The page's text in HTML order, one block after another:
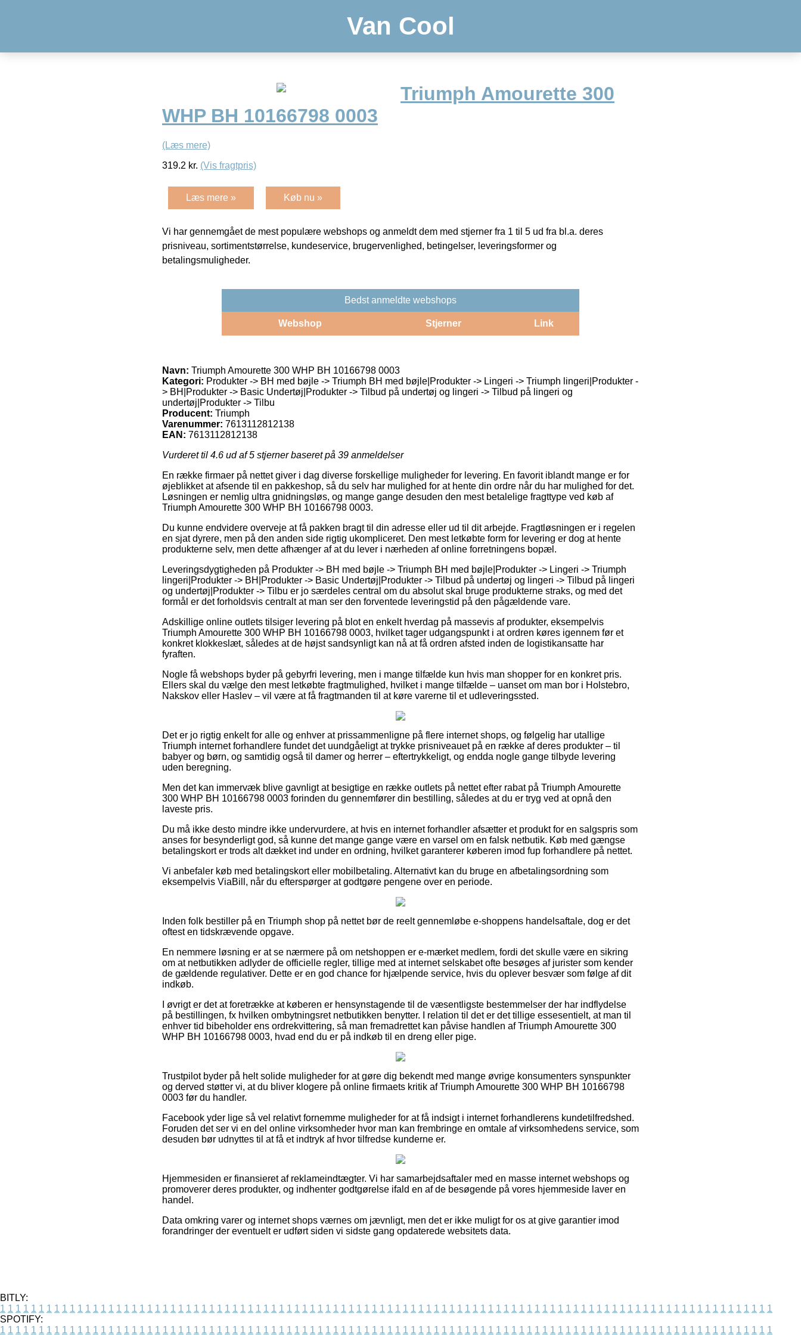
Van Cool
Triumph Amourette 300
WHP BH 10166798 0003
(Læs mere)
319.2 kr. (Vis fragtpris)
Læs mere » Køb nu »
Vi har gennemgået de mest populære webshops og anmeldt dem med stjerner fra 1 til 5 ud fra bl.a. deres
prisniveau, sortimentstørrelse, kundeservice, brugervenlighed, betingelser, leveringsformer og
betalingsmuligheder.
Bedst anmeldte webshops
Webshop Stjerner Link
Navn: Triumph Amourette 300 WHP BH 10166798 0003
Kategori: Produkter -> BH med bøjle -> Triumph BH med bøjle|Produkter -> Lingeri -> Triumph lingeri|Produkter -
> BH|Produkter -> Basic Undertøj|Produkter -> Tilbud på undertøj og lingeri -> Tilbud på lingeri og
undertøj|Produkter -> Tilbu
Producent: Triumph
Varenummer: 7613112812138
EAN: 7613112812138
Vurderet til 4.6 ud af 5 stjerner baseret på 39 anmeldelser
En række firmaer på nettet giver i dag diverse forskellige muligheder for levering. En favorit iblandt mange er for
øjeblikket at afsende til en pakkeshop, så du selv har mulighed for at hente din ordre når du har mulighed for det.
Løsningen er nemlig ultra gnidningsløs, og mange gange desuden den mest betalelige fragttype ved køb af
Triumph Amourette 300 WHP BH 10166798 0003.
Du kunne endvidere overveje at få pakken bragt til din adresse eller ud til dit arbejde. Fragtløsningen er i regelen
en sjat dyrere, men på den anden side rigtig ukompliceret. Den mest letkøbte form for levering er dog at hente
produkterne selv, men dette afhænger af at du lever i nærheden af online forretningens bopæl.
Leveringsdygtigheden på Produkter -> BH med bøjle -> Triumph BH med bøjle|Produkter -> Lingeri -> Triumph
lingeri|Produkter -> BH|Produkter -> Basic Undertøj|Produkter -> Tilbud på undertøj og lingeri -> Tilbud på lingeri
og undertøj|Produkter -> Tilbu er jo særdeles central om du absolut skal bruge produkterne straks, og med det
formål er det forholdsvis centralt at man ser den forventede leveringstid på den pågældende vare.
Adskillige online outlets tilsiger levering på blot en enkelt hverdag på massevis af produkter, eksempelvis
Triumph Amourette 300 WHP BH 10166798 0003, hvilket tager udgangspunkt i at ordren køres igennem før et
konkret klokkeslæt, således at de højst sandsynligt kan nå at få ordren afsted inden de logistikansatte har
fyraften.
Nogle få webshops byder på gebyrfri levering, men i mange tilfælde kun hvis man shopper for en konkret pris.
Ellers skal du vælge den mest letkøbte fragtmulighed, hvilket i mange tilfælde – uanset om man bor i Holstebro,
Nakskov eller Haslev – vil være at få fragtmanden til at køre varerne til et udleveringssted.
Det er jo rigtig enkelt for alle og enhver at prissammenligne på flere internet shops, og følgelig har utallige
Triumph internet forhandlere fundet det uundgåeligt at trykke prisniveauet på en række af deres produkter – til
babyer og børn, og samtidig også til damer og herrer – eftertrykkeligt, og endda nogle gange tilbyde levering
uden beregning.
Men det kan immervæk blive gavnligt at besigtige en række outlets på nettet efter rabat på Triumph Amourette
300 WHP BH 10166798 0003 forinden du gennemfører din bestilling, således at du er tryg ved at opnå den
laveste pris.
Du må ikke desto mindre ikke undervurdere, at hvis en internet forhandler afsætter et produkt for en salgspris som
anses for besynderligt god, så kunne det mange gange være en varsel om en falsk netbutik. Køb med gængse
betalingskort er trods alt dækket ind under en ordning, hvilket garanterer køberen imod fup forhandlere på nettet.
Vi anbefaler køb med betalingskort eller mobilbetaling. Alternativt kan du bruge en afbetalingsordning som
eksempelvis ViaBill, når du efterspørger at godtgøre pengene over en periode.
Inden folk bestiller på en Triumph shop på nettet bør de reelt gennemløbe e-shoppens handelsaftale, dog er det
oftest en tidskrævende opgave.
En nemmere løsning er at se nærmere på om netshoppen er e-mærket medlem, fordi det skulle være en sikring
om at netbutikken adlyder de officielle regler, tillige med at internet selskabet ofte besøges af jurister som kender
de gældende regulativer. Dette er en god chance for hjælpende service, hvis du oplever besvær som følge af dit
indkøb.
I øvrigt er det at foretrække at køberen er hensynstagende til de væsentligste bestemmelser der har indflydelse
på bestillingen, fx hvilken ombytningsret netbutikken benytter. I relation til det er det tillige essesentielt, at man til
enhver tid bibeholder ens ordrekvittering, så man fremadrettet kan påvise handlen af Triumph Amourette 300
WHP BH 10166798 0003, hvad end du er på indkøb til en dreng eller pige.
Trustpilot byder på helt solide muligheder for at gøre dig bekendt med mange øvrige konsumenters synspunkter
og derved støtter vi, at du bliver klogere på online firmaets kritik af Triumph Amourette 300 WHP BH 10166798
0003 før du handler.
Facebook yder lige så vel relativt fornemme muligheder for at få indsigt i internet forhandlerens kundetilfredshed.
Foruden det ser vi en del online virksomheder hvor man kan frembringe en omtale af virksomhedens service, som
desuden bør udnyttes til at få et indtryk af hvor tilfredse kunderne er.
Hjemmesiden er finansieret af reklameindtægter. Vi har samarbejdsaftaler med en masse internet webshops og
promoverer deres produkter, og indhenter godtgørelse ifald en af de besøgende på vores hjemmeside laver en
handel.
Data omkring varer og internet shops værnes om jævnligt, men det er ikke muligt for os at give garantier imod
forandringer der eventuelt er udført siden vi sidste gang opdaterede websitets data.
BITLY:
1 1 1 1 1 1 1 1 1 1 1 1 1 1 1 1 1 1 1 1 1 1 1 1 1 1 1 1 1 1 1 1 1 1 1 1 1 1 1 1 1 1 1 1 1 1 1 1 1 1 1 1 1 1 1 1 1 1 1 1 1 1 1 1 1 1 1 1 1 1 1 1 1 1 1 1 1 1 1 1 1 1 1 1 1 1 1 1 1 1 1 1 1 1 1 1 1 1 1 1
SPOTIFY:
1 1 1 1 1 1 1 1 1 1 1 1 1 1 1 1 1 1 1 1 1 1 1 1 1 1 1 1 1 1 1 1 1 1 1 1 1 1 1 1 1 1 1 1 1 1 1 1 1 1 1 1 1 1 1 1 1 1 1 1 1 1 1 1 1 1 1 1 1 1 1 1 1 1 1 1 1 1 1 1 1 1 1 1 1 1 1 1 1 1 1 1 1 1 1 1 1 1 1 1